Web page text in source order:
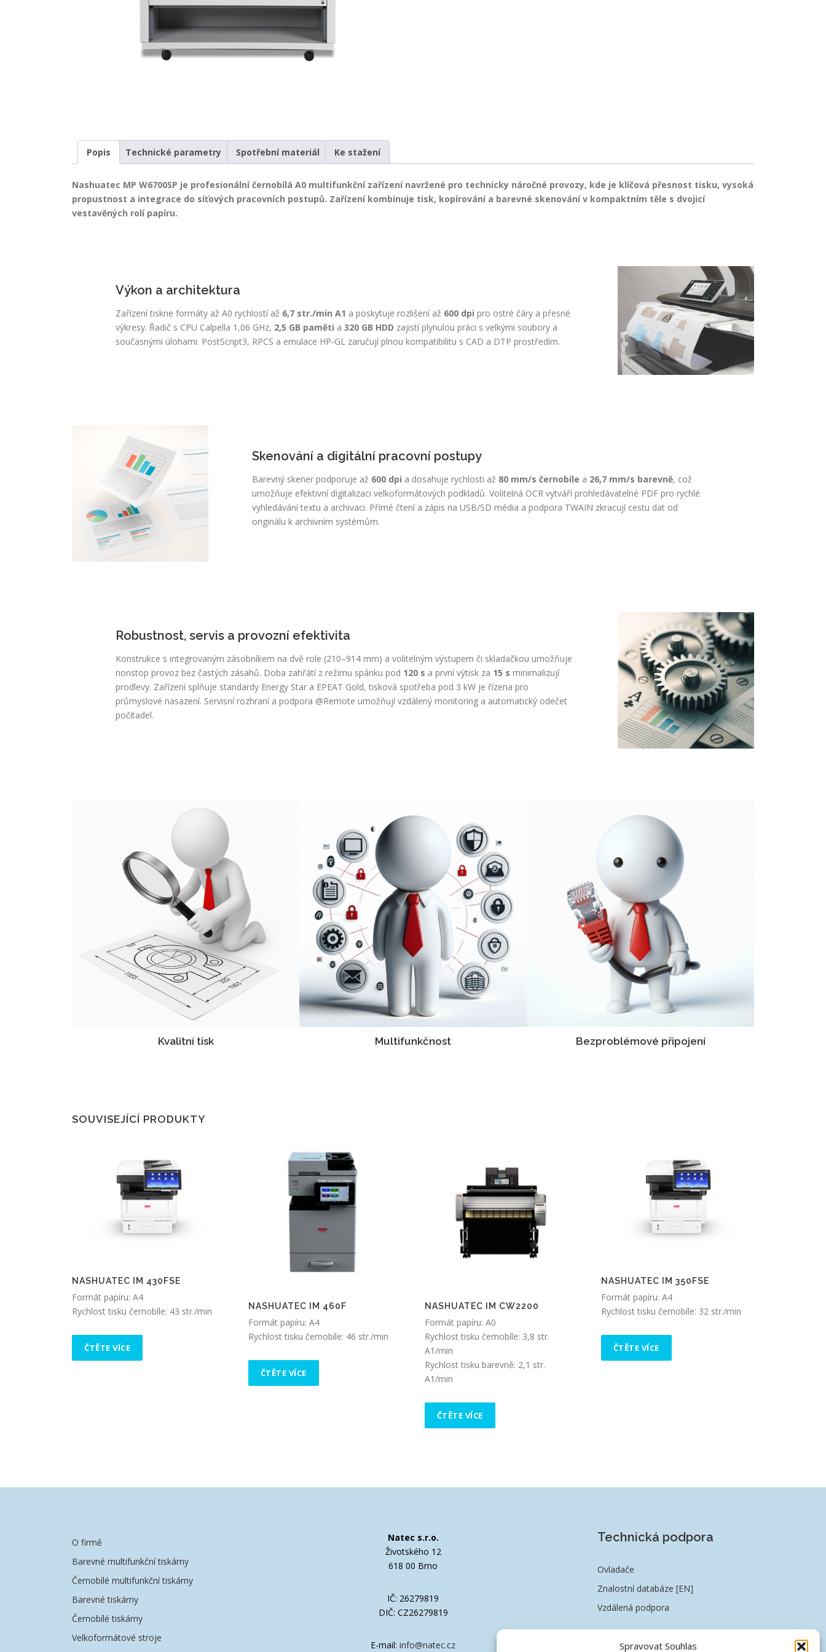
Spravovat Souhlas
Popis Technické parametry Spotřební materiál Ke stažení
Nashuatec MP W6700SP je profesionální černobílá A0 multifunkční zařízení navržené pro technicky náročné provozy, kde je klíčová přesnost tisku, vysoká
propustnost a integrace do síťových pracovních postupů. Zařízení kombinuje tisk, kopírování a barevné skenování v kompaktním těle s dvojicí
vestavěných rolí papíru.
Výkon a architektura
Zařízení tiskne formáty až A0 rychlostí až 6,7 str./min A1 a poskytuje rozlišení až 600 dpi pro ostré čáry a přesné
výkresy. Řadič s CPU Calpella 1,06 GHz, 2,5 GB paměti a320 GB HDD zajistí plynulou práci s velkými soubory a
současnými úlohami. PostScript3, RPCS a emulace HP‑GL zaručují plnou kompatibilitu s CAD a DTP prostředím.
Skenování a digitální pracovní postupy
Barevný skener podporuje až 600 dpi a dosahuje rychlosti až 80 mm/s černobíle a 26,7 mm/s barevně, což
umožňuje efektivní digitalizaci velkoformátových podkladů. Volitelná OCR vytváří prohledávatelné PDF pro rychlé
vyhledávání textu a archivaci. Přímé čtení a zápis na USB/SD média a podpora TWAIN zkracují cestu dat od
originálu k archivním systémům.
Robustnost, servis a provozní efektivita
Konstrukce s integrovaným zásobníkem na dvě role (210–914 mm) a volitelným výstupem či skladačkou umožňuje
nonstop provoz bez častých zásahů. Doba zahřátí z režimu spánku pod 120 s a první výtisk za 15 s minimalizují
prodlevy. Zařízení splňuje standardy Energy Star a EPEAT Gold, tisková spotřeba pod 3 kW je řízena pro
průmyslové nasazení. Servisní rozhraní a podpora @Remote umožňují vzdálený monitoring a automatický odečet
počítadel.
Kvalitní tisk Multifunkčnost Bezproblémové připojení
SOUVISEJÍCÍ PRODUKTY
NASHUATEC IM 430FSE
Formát papíru: A4
Rychlost tisku černobíle: 43 str./min
ČTĚTE VÍCE
NASHUATEC IM 460F
Formát papíru: A4
Rychlost tisku černobíle: 46 str./min
ČTĚTE VÍCE
NASHUATEC IM CW2200
Formát papíru: A0
Rychlost tisku černobíle: 3,8 str.
A1/min
Rychlost tisku barevně: 2,1 str.
A1/min
ČTĚTE VÍCE
NASHUATEC IM 350FSE
Formát papíru: A4
Rychlost tisku černobíle: 32 str./min
ČTĚTE VÍCE
O firmě
Barevné multifunkční tiskárny
Černobílé multifunkční tiskárny
Barevné tiskárny
Černobílé tiskárny
Velkoformátové stroje
Natec s.r.o.
Životského 12
618 00 Brno
IČ: 26279819
DIČ: CZ26279819
E-mail: info@natec.cz
Technická podpora
Ovladače
Znalostní databáze [EN]
Vzdálená podpora